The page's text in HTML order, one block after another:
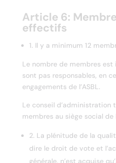
Article 6:
effectifs
1. Il y a minimum 12
Le nombre de membres
sont pas responsables, en
engagements de l’ASBL.
Le conseil d’administration
membres au siège social de
2. La plénitude de la
dire le droit de vote et
générale, n’est acquise